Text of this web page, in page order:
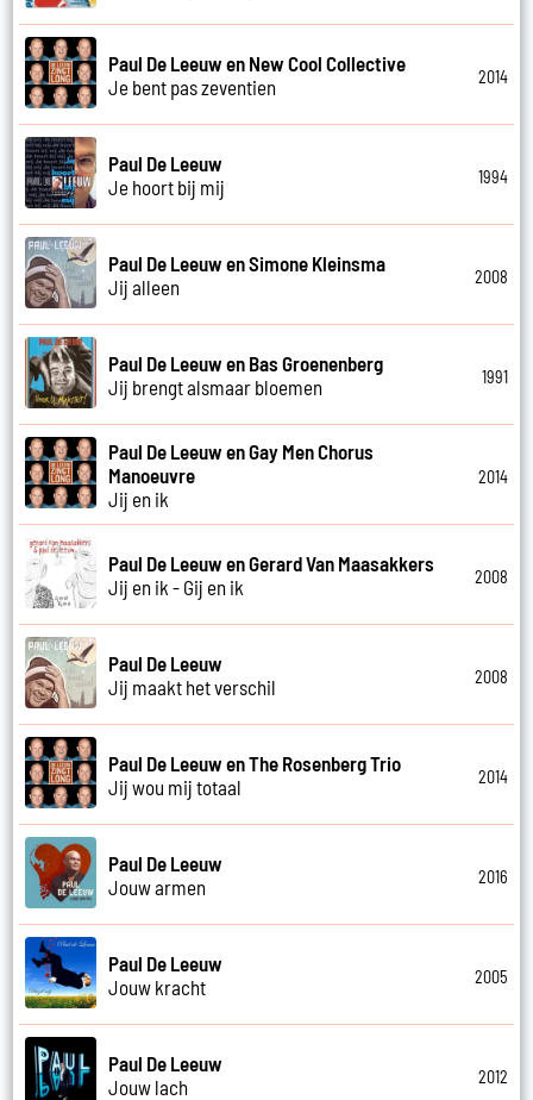
Paul De Leeuw en New Cool Collective
Je bent pas zeventien
2014
Paul De Leeuw
Je hoort bij mij
1994
Paul De Leeuw en Simone Kleinsma
Jij alleen
2008
Paul De Leeuw en Bas Groenenberg
Jij brengt alsmaar bloemen
1991
Paul De Leeuw en Gay Men Chorus
Manoeuvre
Jij en ik
2014
Paul De Leeuw en Gerard Van Maasakkers
Jij en ik - Gij en ik
2008
Paul De Leeuw
Jij maakt het verschil
2008
Paul De Leeuw en The Rosenberg Trio
Jij wou mij totaal
2014
Paul De Leeuw
Jouw armen
2016
Paul De Leeuw
Jouw kracht
2005
Paul De Leeuw
Jouw lach
2012